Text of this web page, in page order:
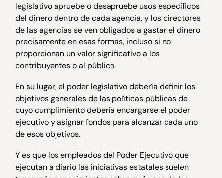
legislativo apruebe o desapruebe usos específicos
del dinero dentro de cada agencia, y los directores
de las agencias se ven obligados a gastar el dinero
precisamente en esas formas, incluso si no
proporcionan un valor significativo a los
contribuyentes o al público.
En su lugar, el poder legislativo debería definir los
objetivos generales de las políticas públicas de
cuyo cumplimiento debería encargarse el poder
ejecutivo y asignar fondos para alcanzar cada uno
de esos objetivos.
Y es que los empleados del Poder Ejecutivo que
ejecutan a diario las iniciativas estatales suelen